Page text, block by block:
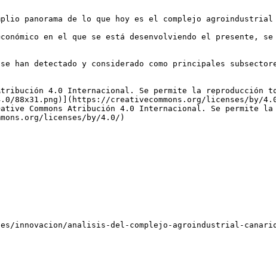
panorama de lo que hoy es el complejo
en el que se está desenvolviendo el
han detectado y considerado como principales
Atribución 4.0 Internacional. Se permite la
88x31.png)](https://creativecommons.org/licenses/by/
Commons Atribución 4.0 Internacional. Se
licenses/by/4.0/)